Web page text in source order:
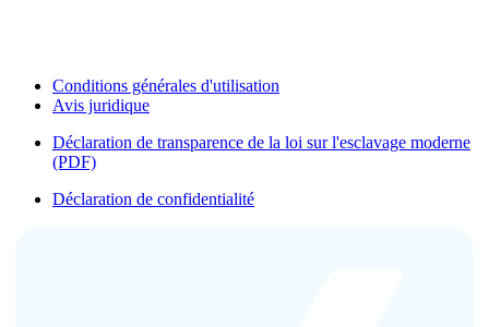
Conditions générales d'utilisation
Avis juridique
Déclaration de transparence de la loi sur l'esclavage moderne
(PDF)
Déclaration de confidentialité